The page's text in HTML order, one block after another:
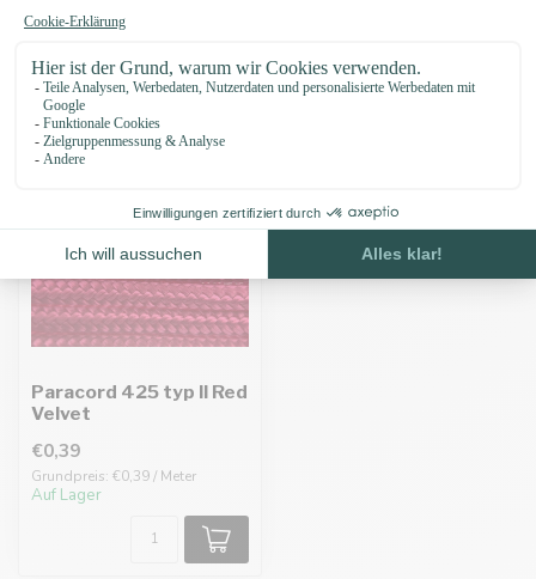
Zuletzt angesehen
Paracord 425 typ II Red
Velvet
€0,39
Grundpreis: €0,39 / Meter
Auf Lager